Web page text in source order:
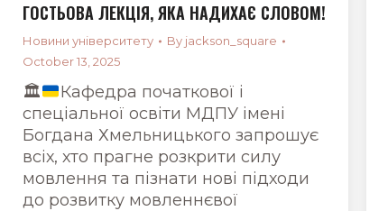
ГОСТЬОВА ЛЕКЦІЯ, ЯКА НАДИХАЄ СЛОВОМ!
Новини університету By jackson_square
October 13, 2025
🏛
Кафедра початкової і
спеціальної освіти МДПУ імені
Богдана Хмельницького запрошує
всіх, хто прагне розкрити силу
мовлення та пізнати нові підходи
до розвитку мовленнєвої